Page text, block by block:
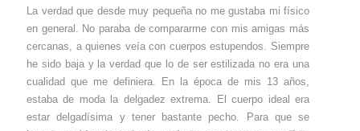
La verdad que desde muy pequeña no me gustaba mi físico
en general. No paraba de compararme con mis amigas más
cercanas, a quienes veía con cuerpos estupendos. Siempre
he sido baja y la verdad que lo de ser estilizada no era una
cualidad que me definiera. En la época de mis 13 años,
estaba de moda la delgadez extrema. El cuerpo ideal era
estar delgadísima y tener bastante pecho. Para que se